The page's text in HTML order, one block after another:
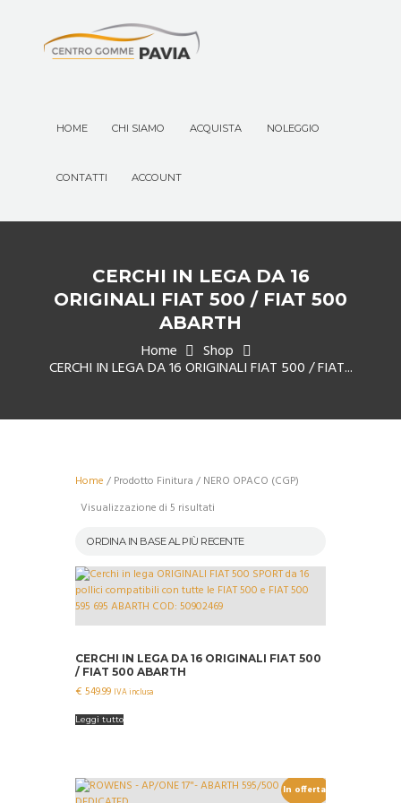
HOME CHI SIAMO ACQUISTA NOLEGGIO
CONTATTI ACCOUNT
CERCHI IN LEGA DA 16
ORIGINALI FIAT 500 / FIAT 500
ABARTH
Home Shop
CERCHI IN LEGA DA 16 ORIGINALI FIAT 500 / FIAT...
Home / Prodotto Finitura / NERO OPACO (CGP)
Visualizzazione di 5 risultati
base
più
recente
CERCHI IN LEGA DA 16 ORIGINALI FIAT 500
/ FIAT 500 ABARTH
€ 549.99 IVA inclusa
Leggi tutto
In offerta!